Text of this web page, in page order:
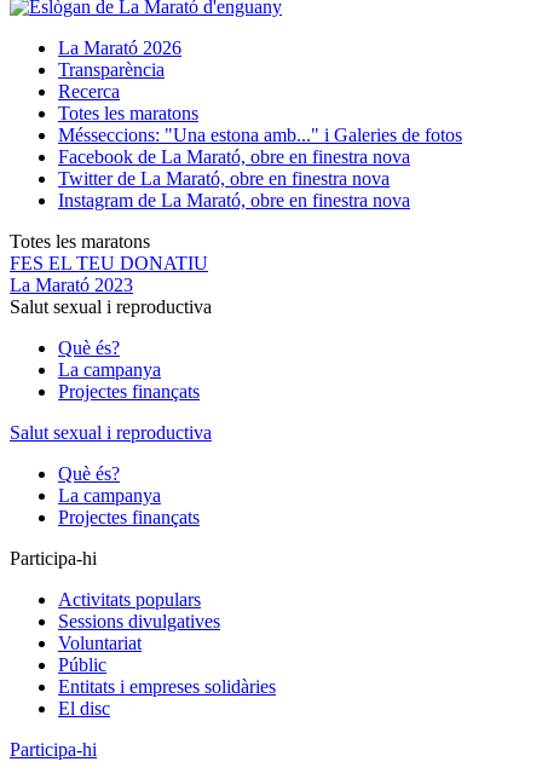
La Marató 2026
Transparència
Recerca
Totes les maratons
Mésseccions: "Una estona amb..." i Galeries de fotos
Facebook de La Marató, obre en finestra nova
Twitter de La Marató, obre en finestra nova
Instagram de La Marató, obre en finestra nova
Totes les maratons
FES EL TEU DONATIU
La Marató 2023
Salut sexual i reproductiva
Què és?
La campanya
Projectes finançats
Salut sexual i reproductiva
Què és?
La campanya
Projectes finançats
Participa-hi
Activitats populars
Sessions divulgatives
Voluntariat
Públic
Entitats i empreses solidàries
El disc
Participa-hi